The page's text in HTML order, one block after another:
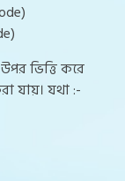
ভিত্তি করে
যায়। যথা :-